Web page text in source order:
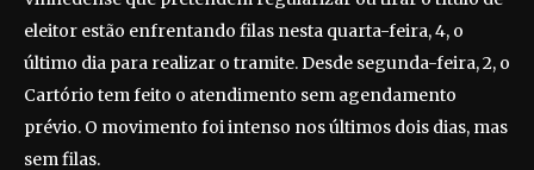
eleitor estão enfrentando filas nesta quarta-feira, 4, o
último dia para realizar o tramite. Desde segunda-feira, 2, o
Cartório tem feito o atendimento sem agendamento
prévio. O movimento foi intenso nos últimos dois dias, mas
sem filas.